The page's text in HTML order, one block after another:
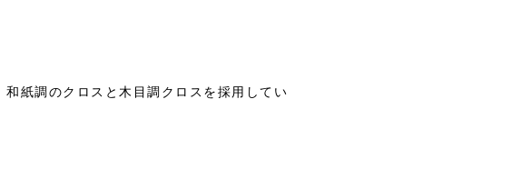
紙調のクロスと木目調クロスを採用してい